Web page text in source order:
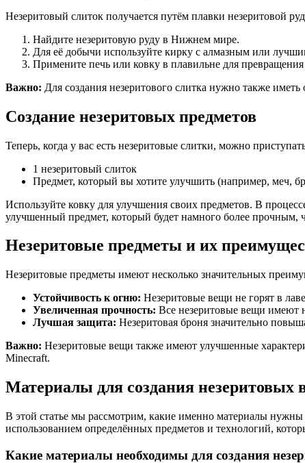
Незеритовый слиток получается путём плавки незеритовой
Найдите незеритовую руду в Нижнем мире.
Для её добычи используйте кирку с алмазным или
Примените печь или ковку в плавильне для
Важно: Для создания незеритового слитка нужно также
Создание незеритовых предметов
Теперь, когда у вас есть незеритовые слитки, можно
1 незеритовый слиток
Предмет, который вы хотите улучшить (например, меч,
Используйте ковку для улучшения своих предметов. В
улучшенный предмет, который будет намного более прочным,
Незеритовые предметы и их
Незеритовые предметы имеют несколько значительных
Устойчивость к огню: Незеритовые вещи не горят в
Увеличенная прочность: Все незеритовые вещи имеют
Лучшая защита: Незеритовая броня значительно
Важно: Незеритовые вещи также имеют улучшенные
Minecraft.
Материалы для создания незеритовых
В этой статье мы рассмотрим, какие именно материалы
использованием определённых предметов и технологий,
Какие материалы необходимы для создания